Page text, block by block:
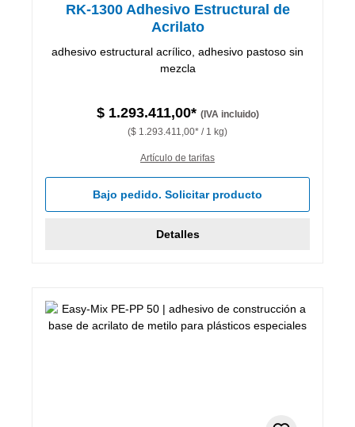
RK-1300 Adhesivo Estructural de
Acrilato
adhesivo estructural acrílico, adhesivo pastoso sin
mezcla
$ 1.293.411,00* (IVA incluido)
($ 1.293.411,00* / 1 kg)
Artículo de tarifas
Bajo pedido. Solicitar producto
Detalles